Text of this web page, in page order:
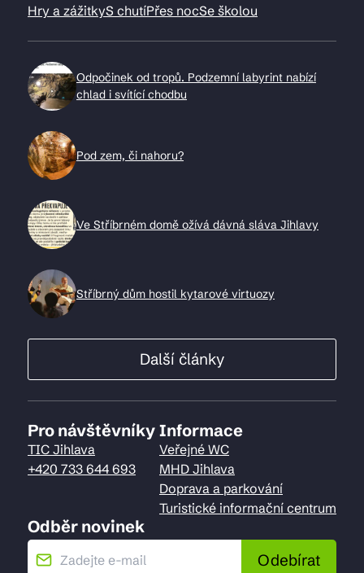
Hry a zážitkyS chutíPřes nocSe školou
Odpočinek od tropů. Podzemní labyrint nabízí
chlad i svítící chodbu
Pod zem, či nahoru?
Ve Stříbrném domě ožívá dávná sláva Jihlavy
Stříbrný dům hostil kytarové virtuozy
Další články
Pro návštěvníky
TIC Jihlava
+420 733 644 693
Informace
Veřejné WC
MHD Jihlava
Doprava a parkování
Turistické informační centrum
Odběr novinek
Odebírat